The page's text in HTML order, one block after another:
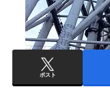
ポスト